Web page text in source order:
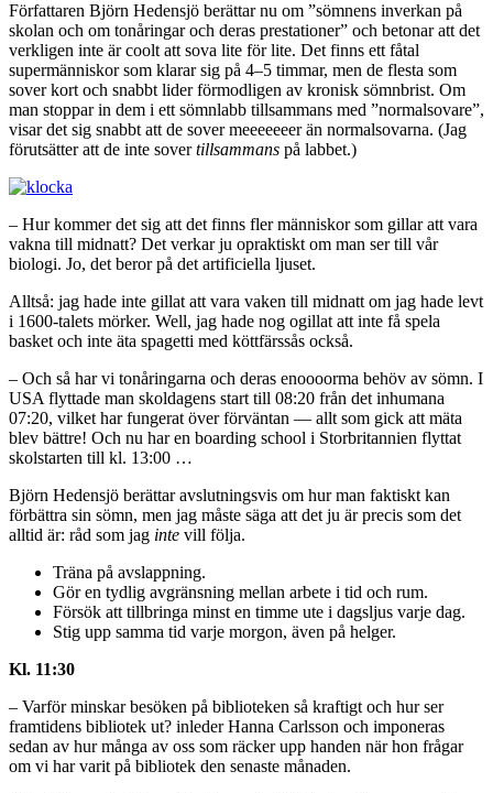
Författaren Björn Hedensjö berättar nu om ”sömnens inverkan på
skolan och om tonåringar och deras prestationer” och betonar att det
verkligen inte är coolt att sova lite för lite. Det finns ett fåtal
supermänniskor som klarar sig på 4–5 timmar, men de flesta som
sover kort och snabbt lider förmodligen av kronisk sömnbrist. Om
man stoppar in dem i ett sömnlabb tillsammans med ”normalsovare”,
visar det sig snabbt att de sover meeeeeeer än normalsovarna. (Jag
förutsätter att de inte sovertillsammans på labbet.)
– Hur kommer det sig att det finns fler människor som gillar att vara
vakna till midnatt? Det verkar ju opraktiskt om man ser till vår
biologi. Jo, det beror på det artificiella ljuset.
Alltså: jag hade inte gillat att vara vaken till midnatt om jag hade levt
i 1600-talets mörker. Well, jag hade nog ogillat att inte få spela
basket och inte äta spagetti med köttfärssås också.
– Och så har vi tonåringarna och deras enoooorma behöv av sömn. I
USA flyttade man skoldagens start till 08:20 från det inhumana
07:20, vilket har fungerat över förväntan — allt som gick att mäta
blev bättre! Och nu har en boarding school i Storbritannien flyttat
skolstarten till kl. 13:00 …
Björn Hedensjö berättar avslutningsvis om hur man faktiskt kan
förbättra sin sömn, men jag måste säga att det ju är precis som det
alltid är: råd som jag inte vill följa.
Träna på avslappning.
Gör en tydlig avgränsning mellan arbete i tid och rum.
Försök att tillbringa minst en timme ute i dagsljus varje dag.
Stig upp samma tid varje morgon, även på helger.
Kl. 11:30
– Varför minskar besöken på biblioteken så kraftigt och hur ser
framtidens bibliotek ut? inleder Hanna Carlsson och imponeras
sedan av hur många av oss som räcker upp handen när hon frågar
om vi har varit på bibliotek den senaste månaden.